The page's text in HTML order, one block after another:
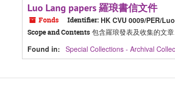
Luo Lang papers 羅琅書信文件
Fonds Identifier: HK CVU 0009/PER/
Scope and Contents 包含羅琅發表及收集的文
Found in: Special Collections - Archival